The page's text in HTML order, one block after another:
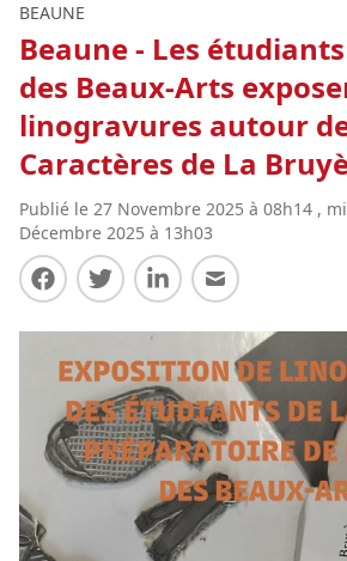
BEAUNE
Beaune - Les étudiants
des Beaux-Arts
linogravures autour
Caractères de La
Publié le 27 Novembre 2025 à 08h14 ,
Décembre 2025 à 13h03
Partager sur Facebook
Partager sur Twitter
Partager sur LinkedIn
Partager par E-